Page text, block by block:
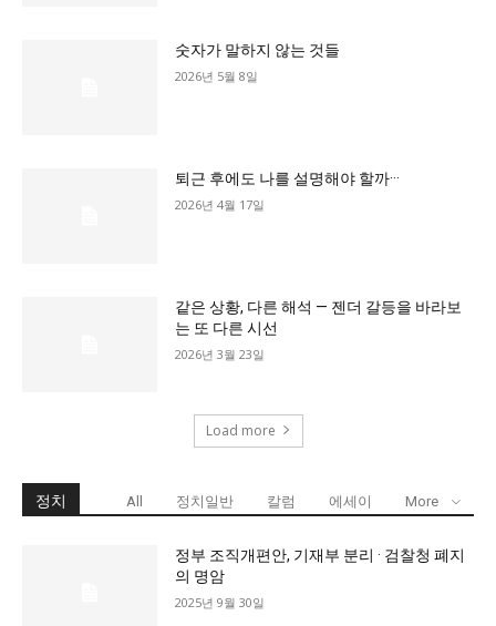
숫자가 말하지 않는 것들
2026년 5월 8일
퇴근 후에도 나를 설명해야 할까···
2026년 4월 17일
같은 상황, 다른 해석 — 젠더 갈등을 바라보
는 또 다른 시선
2026년 3월 23일
Load more
정치 All 정치일반 칼럼 에세이 More
정부 조직개편안, 기재부 분리 · 검찰청 폐지
의 명암
2025년 9월 30일